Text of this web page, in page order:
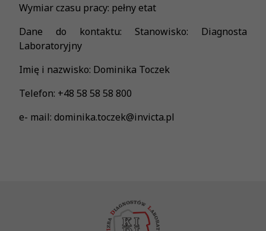
Wymiar czasu pracy: pełny etat
Dane do kontaktu: Stanowisko: Diagnosta
Laboratoryjny
Imię i nazwisko: Dominika Toczek
Telefon: +48 58 58 58 800
e- mail: dominika.toczek@invicta.pl